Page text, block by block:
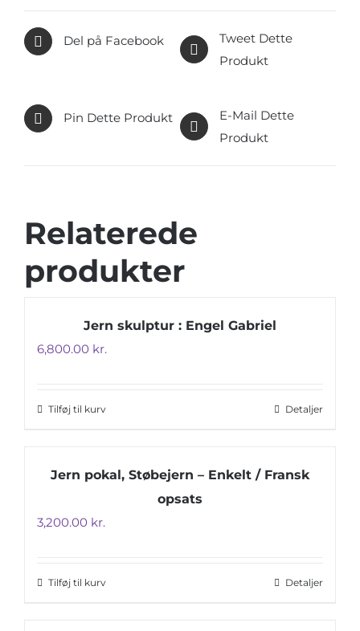
Del på Facebook
Tweet Dette
Produkt
Pin Dette Produkt
E-Mail Dette
Produkt
Relaterede
produkter
Jern skulptur : Engel Gabriel
6,800.00 kr.
Tilføj til kurv Detaljer
Jern pokal, Støbejern – Enkelt / Fransk
opsats
3,200.00 kr.
Tilføj til kurv Detaljer